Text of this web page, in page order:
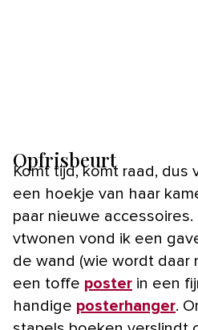
Opfrisbeurt
Komt tijd, komt raad, dus
een hoekje van haar
paar nieuwe accessoires.
vtwonen vond ik een
de wand (wie wordt daar
een toffe poster in een
handige posterhanger.